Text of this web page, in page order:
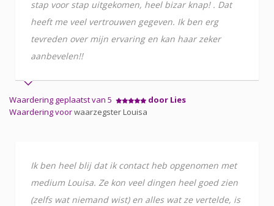
stap voor stap uitgekomen, heel bizar knap! . Dat
heeft me veel vertrouwen gegeven. Ik ben erg
tevreden over mijn ervaring en kan haar zeker
aanbevelen!!
Waardering geplaatst van 5
door Lies
Waardering voorwaarzegster Louisa
Ik ben heel blij dat ik contact heb opgenomen met
medium Louisa. Ze kon veel dingen heel goed zien
(zelfs wat niemand wist) en alles wat ze vertelde, is